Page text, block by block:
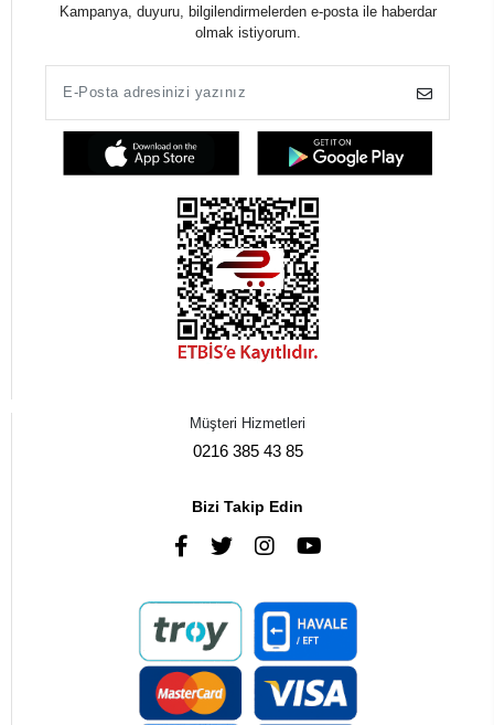
Kampanya, duyuru, bilgilendirmelerden e-posta ile haberdar
olmak istiyorum.
Müşteri Hizmetleri
0216 385 43 85
Bizi Takip Edin